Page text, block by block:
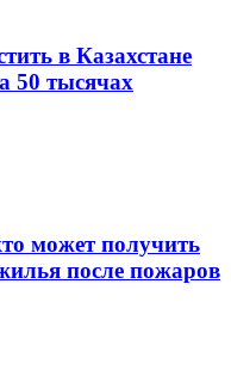
в Казахстане
50 тысячах
может получить
после пожаров